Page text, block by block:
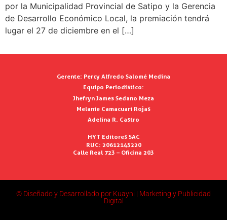
por la Municipalidad Provincial de Satipo y la Gerencia
de Desarrollo Económico Local, la premiación tendrá
lugar el 27 de diciembre en el […]
Gerente: Percy Alfredo Salomé Medina
Equipo Periodístico:
Jhefryn James Sedano Meza
Melanie Camacuari Rojas
Adelina R. Castro
HYT Editores SAC
RUC: 20612145220
Calle Real 723 – Oficina 203
© Diseñado y Desarrollado por Kuayni | Marketing y Publicidad
Digital